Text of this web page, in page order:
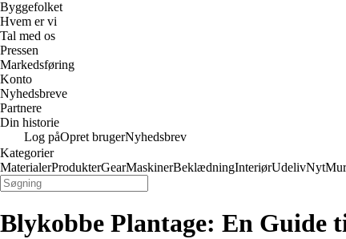
Byggefolket
Hvem er vi
Tal med os
Pressen
Markedsføring
Konto
Nyhedsbreve
Partnere
Din historie
Log påOpret brugerNyhedsbrev
Kategorier
MaterialerProdukterGearMaskinerBeklædningInteriørUdelivNyt
Blykobbe Plantage: En Guide